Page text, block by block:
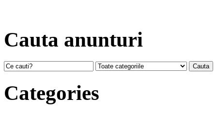
Cauta anunturi
Categories